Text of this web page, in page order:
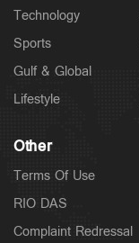
Technology
Sports
Gulf & Global
Lifestyle
Other
Terms Of Use
RIO DAS
Complaint Redressal